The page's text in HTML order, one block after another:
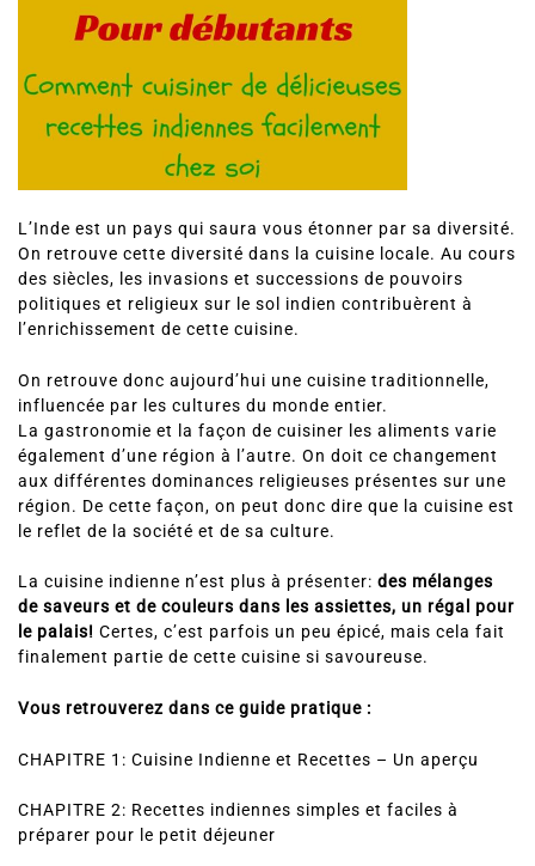
L’Inde est un pays qui saura vous étonner par sa diversité.
On retrouve cette diversité dans la cuisine locale. Au cours
des siècles, les invasions et successions de pouvoirs
politiques et religieux sur le sol indien contribuèrent à
l’enrichissement de cette cuisine.
On retrouve donc aujourd’hui une cuisine traditionnelle,
influencée par les cultures du monde entier.
La gastronomie et la façon de cuisiner les aliments varie
également d’une région à l’autre. On doit ce changement
aux différentes dominances religieuses présentes sur une
région. De cette façon, on peut donc dire que la cuisine est
le reflet de la société et de sa culture.
La cuisine indienne n’est plus à présenter: des mélanges
de saveurs et de couleurs dans les assiettes, un régal pour
le palais! Certes, c’est parfois un peu épicé, mais cela fait
finalement partie de cette cuisine si savoureuse.
Vous retrouverez dans ce guide pratique :
CHAPITRE 1: Cuisine Indienne et Recettes – Un aperçu
CHAPITRE 2: Recettes indiennes simples et faciles à
préparer pour le petit déjeuner